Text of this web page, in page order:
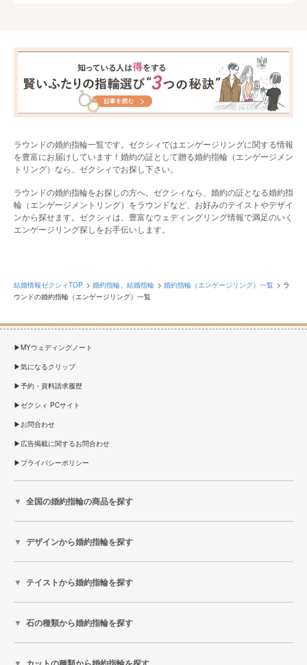
ラウンドの婚約指輪一覧です。ゼクシィではエンゲージリングに関する情報
を豊富にお届けしています！婚約の証として贈る婚約指輪（エンゲージメン
トリング）なら、ゼクシィでお探し下さい。
ラウンドの婚約指輪をお探しの方へ。ゼクシィなら、婚約の証となる婚約指
輪（エンゲージメントリング）をラウンドなど、お好みのテイストやデザイ
ンから探せます。ゼクシィは、豊富なウェディングリング情報で満足のいく
エンゲージリング探しをお手伝いします。
結婚情報ゼクシィTOP 婚約指輪、結婚指輪 婚約指輪（エンゲージリング）一覧
ラ
ウンドの婚約指輪（エンゲージリング）一覧
MYウェディングノート
気になるクリップ
予約・資料請求履歴
ゼクシィ PCサイト
お問合わせ
広告掲載に関するお問合わせ
プライバシーポリシー
全国の婚約指輪の商品を探す
デザインから婚約指輪を探す
テイストから婚約指輪を探す
石の種類から婚約指輪を探す